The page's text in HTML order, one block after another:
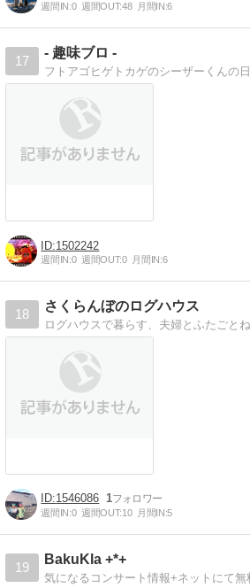
週間IN:0 週間OUT:48 月間IN:6
17
- 趣味ブロ -
フトアゴヒゲトカゲのシーザーくんの
1502242
週間IN:0 週間OUT:0 月間IN:6
18
さくらんぼのログハウス
ログハウスで暮らす、夫婦とふたごと
1546086 1
週間IN:0 週間OUT:10 月間IN:5
19
BakuKla +*+